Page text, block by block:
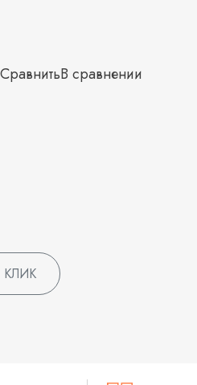
СравнитьВ сравнении
КЛИК